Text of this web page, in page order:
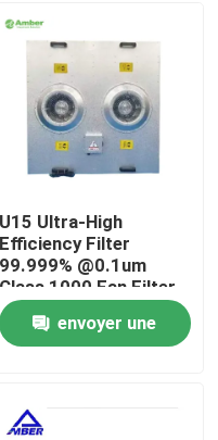
U15 Ultra-High
Efficiency Filter
99.999% @0.1um
Class 1000 Fan Filter
Unit
envoyer une